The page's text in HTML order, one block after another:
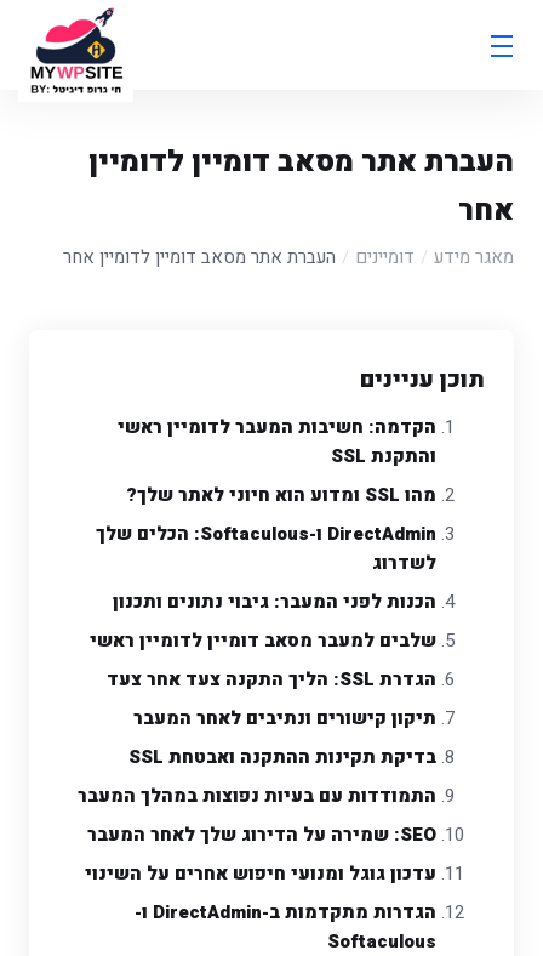
העברת אתר מסאב דומיין לדומיין
אחר
מאגר מידע דומיינים העברת אתר מסאב דומיין לדומיין אחר
תוכן עניינים
הקדמה: חשיבות המעבר לדומיין ראשי
והתקנת SSL
מהו SSL ומדוע הוא חיוני לאתר שלך?
DirectAdmin ו-Softaculous: הכלים שלך
לשדרוג
הכנות לפני המעבר: גיבוי נתונים ותכנון
שלבים למעבר מסאב דומיין לדומיין ראשי
הגדרת SSL: הליך התקנה צעד אחר צעד
תיקון קישורים ונתיבים לאחר המעבר
בדיקת תקינות ההתקנה ואבטחת SSL
התמודדות עם בעיות נפוצות במהלך המעבר
SEO: שמירה על הדירוג שלך לאחר המעבר
עדכון גוגל ומנועי חיפוש אחרים על השינוי
הגדרות מתקדמות ב-DirectAdmin ו-
Softaculous